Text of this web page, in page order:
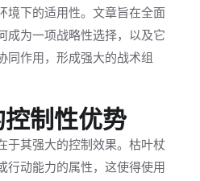
境下的适用性。文章旨在全面
成为一项战略性选择，以及它
同作用，形成强大的战术组
制性优势
于其强大的控制效果。枯叶杖
行动能力的属性，这使得使用